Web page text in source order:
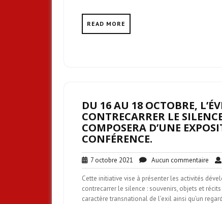
READ MORE
DU 16 AU 18 OCTOBRE,
CONTRECARRER LE
COMPOSERA D’UNE
CONFÉRENCE.
7 octobre 2021
octobre
2021
Aucun commentaire Aucun
Cette initiative vise à présenter les activités
contrecarrer le silence : souvenirs, objets et
caractère transnational de l’exil ainsi qu’un